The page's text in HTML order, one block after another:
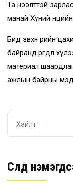
Та нээлттэй
манай Хүний
Бид зөвхөн өөрийн
байранд өргөдөл
материал
ажлын байрны
Сүүлд